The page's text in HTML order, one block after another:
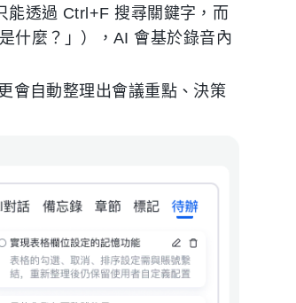
能透過 Ctrl+F 搜尋關鍵字，而
什麼？」），AI 會基於錄音內
會自動整理出會議重點、決策